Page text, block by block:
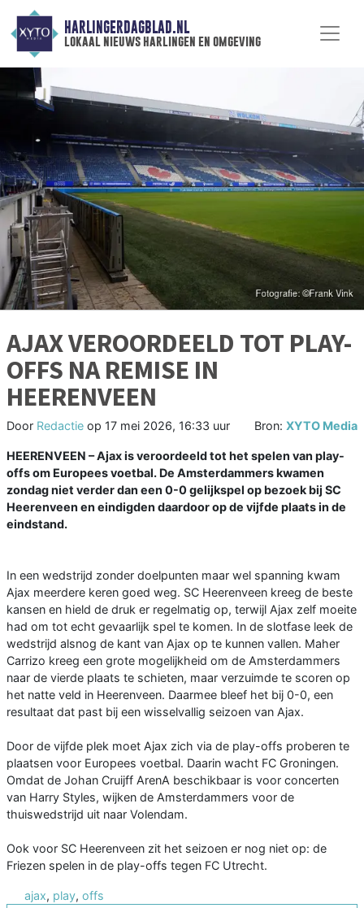
HARLINGERDAGBLAD.NL
lokaal nieuws harlingen en omgeving
AJAX VEROORDEELD TOT PLAY-
OFFS NA REMISE IN
HEERENVEEN
Door Redactie op 17 mei 2026, 16:33 uur Bron: XYTO Media
HEERENVEEN – Ajax is veroordeeld tot het spelen van play-
offs om Europees voetbal. De Amsterdammers kwamen
zondag niet verder dan een 0-0 gelijkspel op bezoek bij SC
Heerenveen en eindigden daardoor op de vijfde plaats in de
eindstand.
In een wedstrijd zonder doelpunten maar wel spanning kwam
Ajax meerdere keren goed weg. SC Heerenveen kreeg de beste
kansen en hield de druk er regelmatig op, terwijl Ajax zelf moeite
had om tot echt gevaarlijk spel te komen. In de slotfase leek de
wedstrijd alsnog de kant van Ajax op te kunnen vallen. Maher
Carrizo kreeg een grote mogelijkheid om de Amsterdammers
naar de vierde plaats te schieten, maar verzuimde te scoren op
het natte veld in Heerenveen. Daarmee bleef het bij 0-0, een
resultaat dat past bij een wisselvallig seizoen van Ajax.
Door de vijfde plek moet Ajax zich via de play-offs proberen te
plaatsen voor Europees voetbal. Daarin wacht FC Groningen.
Omdat de Johan Cruijff ArenA beschikbaar is voor concerten
van Harry Styles, wijken de Amsterdammers voor de
thuiswedstrijd uit naar Volendam.
Ook voor SC Heerenveen zit het seizoen er nog niet op: de
Friezen spelen in de play-offs tegen FC Utrecht.
ajax, play, offs